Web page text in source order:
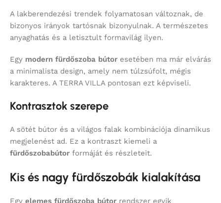
A lakberendezési trendek folyamatosan változnak, de
bizonyos irányok tartósnak bizonyulnak. A természetes
anyaghatás és a letisztult formavilág ilyen.
Egy modern fürdőszoba bútor esetében ma már elvárás
a minimalista design, amely nem túlzsúfolt, mégis
karakteres. A TERRA VILLA pontosan ezt képviseli.
Kontrasztok szerepe
A sötét bútor és a világos falak kombinációja dinamikus
megjelenést ad. Ez a kontraszt kiemeli a
fürdőszobabútor formáját és részleteit.
Kis és nagy fürdőszobák kialakítása